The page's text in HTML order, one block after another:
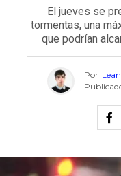
El jueves se
tormentas, una
que podrían
Por